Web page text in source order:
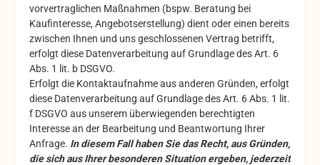
vorvertraglichen Maßnahmen (bspw. Beratung bei
Kaufinteresse, Angebotserstellung) dient oder einen bereits
zwischen Ihnen und uns geschlossenen Vertrag betrifft,
erfolgt diese Datenverarbeitung auf Grundlage des Art. 6
Abs. 1 lit. b DSGVO.
Erfolgt die Kontaktaufnahme aus anderen Gründen, erfolgt
diese Datenverarbeitung auf Grundlage des Art. 6 Abs. 1 lit.
f DSGVO aus unserem überwiegenden berechtigten
Interesse an der Bearbeitung und Beantwortung Ihrer
Anfrage. In diesem Fall haben Sie das Recht, aus Gründen,
die sich aus Ihrer besonderen Situation ergeben, jederzeit